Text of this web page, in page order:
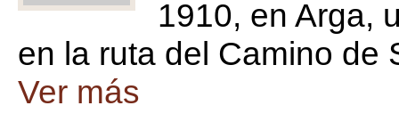
1910, en Arga,
en la ruta del Camino de
Ver más